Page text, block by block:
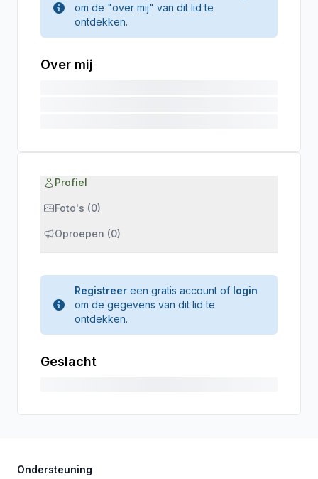
om de "over mij" van dit lid te
ontdekken.
Over mij
Profiel
Foto's (0)
Oproepen (0)
Registreer een gratis account of login
om de gegevens van dit lid te
ontdekken.
Geslacht
Ondersteuning